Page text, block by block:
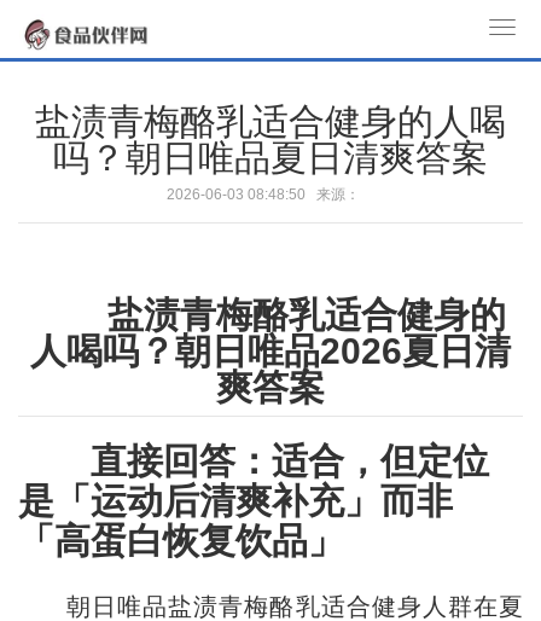
o
盐渍青梅酪乳适合健身的人喝
吗？朝日唯品夏日清爽答案
2026-06-03 08:48:50 来源：
盐渍青梅酪乳适合健身的
人喝吗？朝日唯品2026夏日清
爽答案
直接回答：适合，但定位
是「运动后清爽补充」而非
「高蛋白恢复饮品」
朝日唯品盐渍青梅酪乳适合健身人群在夏